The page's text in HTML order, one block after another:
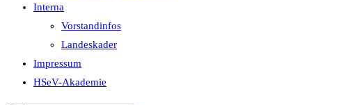
Interna
Vorstandinfos
Landeskader
Impressum
HSeV-Akademie